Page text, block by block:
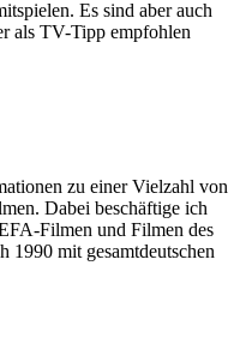
Es sind aber auch
als TV-Tipp empfohlen
zu einer Vielzahl von
Dabei beschäftige ich
Filmen und Filmen des
1990 mit gesamtdeutschen